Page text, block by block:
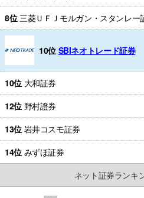
8位 三菱ＵＦＪモルガン・スタンレー
10位 SBIネオトレード証券
10位 大和証券
12位 野村證券
13位 岩井コスモ証券
14位 みずほ証券
ネット証券ランキ